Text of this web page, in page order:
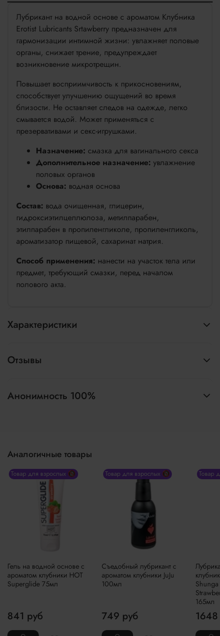
Лубрикант на водной основе с ароматом Клубника
Erotist Lubricants Srtawberry предназначен для
гармонизации интимной жизни: увлажняет половые
органы, снижает трение, предупреждает
возникновение микротрещин.
Повышает восприимчивость к прикосновениям,
способствует улучшению ощущений во время
близости. Не оставляет следов на одежде, легко
смывается водой. Может применяться с
презервативами и секс-игрушками.
Назначение: смазка для вагинального секса
Дополнительное назначение: увлажнение
половых органов
Основа: водная основа
Состав: вода очищенная, глицерин,
гидроксиэтилцеллюлоза, метилпарабен,
этилпарабен в пропиленгликоле, пропиленгликоль,
ароматизатор пищевой, сахаринат натрия.
Способ применения: нанести на участок тела или
предмет, требующий смазки, перед началом
полового акта.
Характеристики
Отзывы
Анонимность 100%
Аналогичные товары
Товар для взрослых 🔞
Гель на водной основе с
ароматом клубники HOT
Superglide 75мл
841 руб
Товар для взрослых 🔞
Съедобный лубрикант с
ароматом клубники JuJu
100мл
749 руб
Товар
165мл